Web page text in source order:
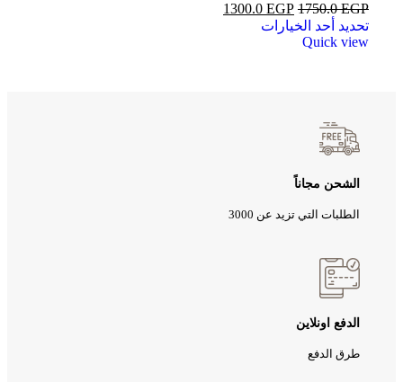
1750.0EGP
1300.0 EGP
تحديد أحد الخيارات
Quick view
الشحن مجاناً
الطلبات التي تزيد عن 3000
الدفع اونلاين
طرق الدفع